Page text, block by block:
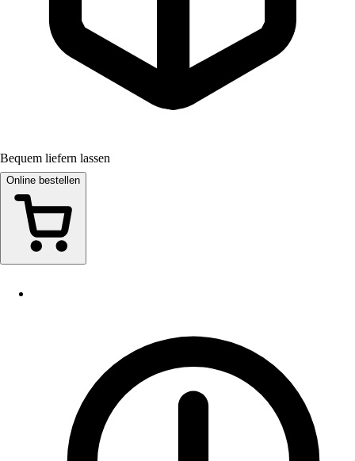
Bequem liefern lassen
Online bestellen